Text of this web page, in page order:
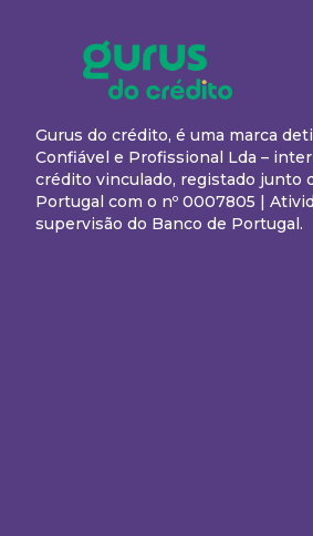
Gurus do crédito, é uma marca
Confiável e Profissional Lda –
crédito vinculado, registado junto
Portugal com o nº 0007805 |
supervisão do Banco de Portugal.